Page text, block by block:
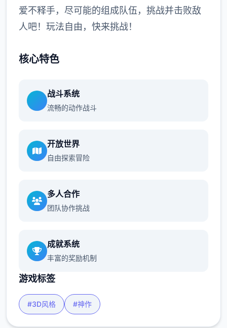
爱不释手，尽可能的组成队伍，挑战并击败敌
人吧！玩法自由，快来挑战！
核心特色
战斗系统
流畅的动作战斗
开放世界
自由探索冒险
多人合作
团队协作挑战
成就系统
丰富的奖励机制
游戏标签
#3D风格 #神作